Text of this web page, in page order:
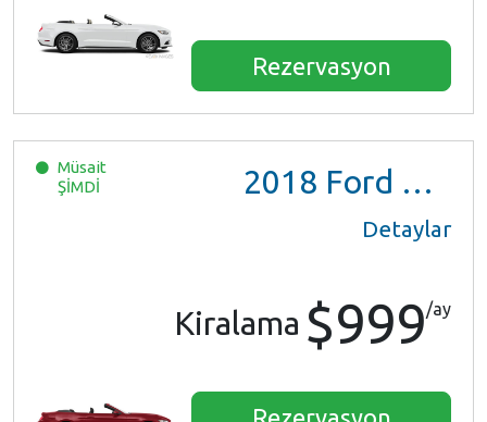
Rezervasyon
Müsait
ŞİMDİ
2018 Ford Mustang
Detaylar
Kiralama $999/ay